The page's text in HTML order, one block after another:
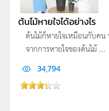
ต้นไม้หายใจได้อย่างไร
ต้นไม้ก็หายใจเหมือนกับค
จากการหายใจของต้นไม้ ...
34,794